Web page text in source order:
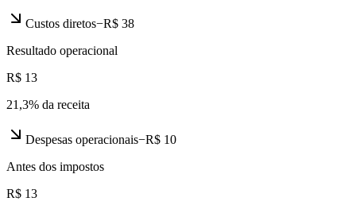
Custos diretos−R$ 38
Resultado operacional
R$ 13
21,3% da receita
Despesas operacionais−R$ 10
Antes dos impostos
R$ 13